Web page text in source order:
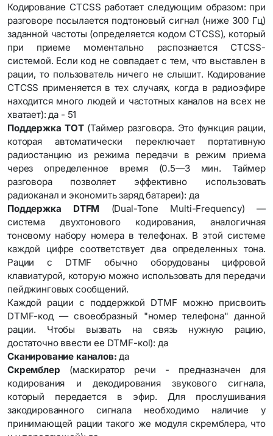
Кодирование CTCSS работает следующим образом: при
разговоре посылается подтоновый сигнал (ниже 300 Гц)
заданной частоты (определяется кодом CTCSS), который
при приеме моментально распознается CTCSS-
системой. Если код не совпадает с тем, что выставлен в
рации, то пользователь ничего не слышит. Кодирование
CTCSS применяется в тех случаях, когда в радиоэфире
находится много людей и частотных каналов на всех не
хватает): да - 51
Поддержка TOT(Таймер разговора. Это функция рации,
которая автоматически переключает портативную
радиостанцию из режима передачи в режим приема
через определенное время (0.5—3 мин. Таймер
разговора позволяет эффективно использовать
радиоканал и экономить заряд батареи): да
Поддержка DTFM (Dual-Tone Multi-Frequency) —
система двухтонового кодирования, аналогичная
тоновому набору номера в телефонах. В этой системе
каждой цифре соответствует два определенных тона.
Рации с DTMF обычно оборудованы цифровой
клавиатурой, которую можно использовать для передачи
пейджинговых сообщений.
Каждой рации с поддержкой DTMF можно присвоить
DTMF-код — своеобразный "номер телефона" данной
рации. Чтобы вызвать на связь нужную рацию,
достаточно ввести ее DTMF-коl): да
Сканирование каналов: да
Скремблер (маскиратор речи - предназначен для
кодирования и декодирования звукового сигнала,
который передается в эфир. Для прослушивания
закодированного сигнала необходимо наличие у
принимающей рации такого же модуля скремблера, что